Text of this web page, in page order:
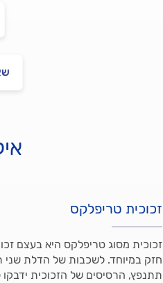
זכוכית טריפלקס
זכוכית מסוג טריפלקס היא בעצם
חזק במיוחד. לשכבות של הדלת שני
תתנפץ, הרסיסים של הזכוכית